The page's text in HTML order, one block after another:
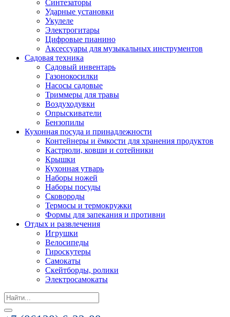
Синтезаторы
Ударные установки
Укулеле
Электрогитары
Цифровые пианино
Аксессуары для музыкальных инструментов
Садовая техника
Садовый инвентарь
Газонокосилки
Насосы садовые
Триммеры для травы
Воздуходувки
Опрыскиватели
Бензопилы
Кухонная посуда и принадлежности
Контейнеры и ёмкости для хранения продуктов
Кастрюли, ковши и сотейники
Крышки
Кухонная утварь
Наборы ножей
Наборы посуды
Сковороды
Термосы и термокружки
Формы для запекания и противни
Отдых и развлечения
Игрушки
Велосипеды
Гироскутеры
Самокаты
Скейтборды, ролики
Электросамокаты
Search
for: